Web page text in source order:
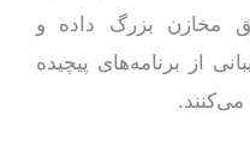
مخازن بزرگ داده و
از برنامه‌های پیچیده